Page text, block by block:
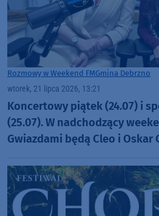
Rozmowy w Weekend FMGmina Debrzno
wtorek, 21 lipca 2026, 13:21
Koncertowy piątek (24.07) i
(25.07). W nadchodzący
Gwiazdami będą Cleo i Oskar